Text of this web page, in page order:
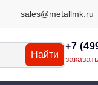
sales@metallmk.ru
Найти
+7